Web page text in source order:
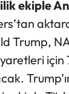
ekiple
Trump,
için